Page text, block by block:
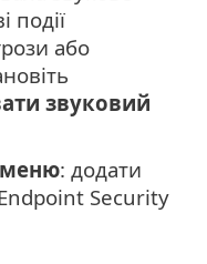
події
або
звуковий
меню: додати
Security